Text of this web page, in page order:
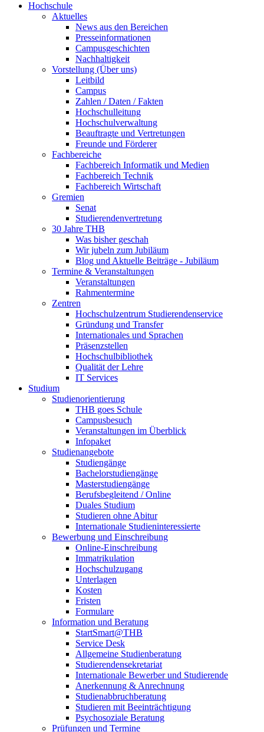
Hochschule
Aktuelles
News aus den Bereichen
Presseinformationen
Campusgeschichten
Nachhaltigkeit
Vorstellung (Über uns)
Leitbild
Campus
Zahlen / Daten / Fakten
Hochschulleitung
Hochschulverwaltung
Beauftragte und Vertretungen
Freunde und Förderer
Fachbereiche
Fachbereich Informatik und Medien
Fachbereich Technik
Fachbereich Wirtschaft
Gremien
Senat
Studierendenvertretung
30 Jahre THB
Was bisher geschah
Wir jubeln zum Jubiläum
Blog und Aktuelle Beiträge - Jubiläum
Termine & Veranstaltungen
Veranstaltungen
Rahmentermine
Zentren
Hochschulzentrum Studierendenservice
Gründung und Transfer
Internationales und Sprachen
Präsenzstellen
Hochschulbibliothek
Qualität der Lehre
IT Services
Studium
Studienorientierung
THB goes Schule
Campusbesuch
Veranstaltungen im Überblick
Infopaket
Studienangebote
Studiengänge
Bachelorstudiengänge
Masterstudiengänge
Berufsbegleitend / Online
Duales Studium
Studieren ohne Abitur
Internationale Studieninteressierte
Bewerbung und Einschreibung
Online-Einschreibung
Immatrikulation
Hochschulzugang
Unterlagen
Kosten
Fristen
Formulare
Information und Beratung
StartSmart@THB
Service Desk
Allgemeine Studienberatung
Studierendensekretariat
Internationale Bewerber und Studierende
Anerkennung & Anrechnung
Studienabbruchberatung
Studieren mit Beeinträchtigung
Psychosoziale Beratung
Prüfungen und Termine